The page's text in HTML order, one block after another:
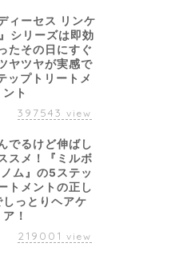
ィーセス リンケ
シリーズは即効
たその日にすぐ
ヤツヤが実感で
ップトリートメ
ント
397543 view
でるけど伸ばし
スメ！『ミルボ
ム』の5ステッ
トメントの正し
しっとりヘアケ
ア！
219001 view